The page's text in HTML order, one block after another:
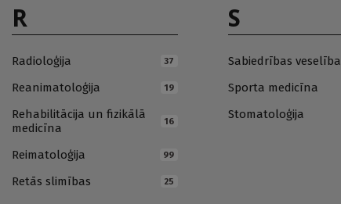
R
Radioloģija 37
Reanimatoloģija 19
Rehabilitācija un fizikālā
medicīna
16
Reimatoloģija 99
Retās slimības 25
S
Sabiedrības veselība
Sporta medicīna
Stomatoloģija